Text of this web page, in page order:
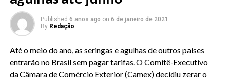
Published 6 anos ago on 6 de janeiro de 2021
By Redação
Até o meio do ano, as seringas e agulhas de outros países
entrarão no Brasil sem pagar tarifas. O Comitê-Executivo
da Câmara de Comércio Exterior (Camex) decidiu zerar o